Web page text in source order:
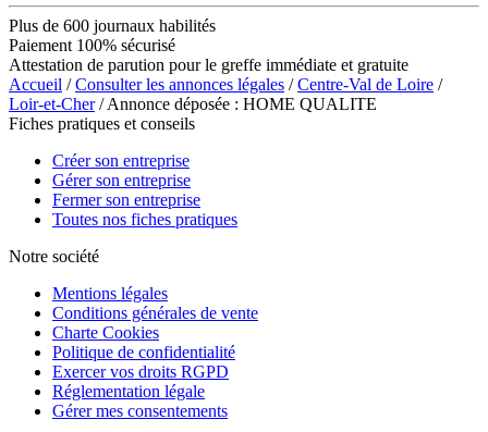
Plus de 600 journaux habilités
Paiement 100% sécurisé
Attestation de parution pour le greffe immédiate et gratuite
Accueil /Consulter les annonces légales /Centre-Val de Loire /
Loir-et-Cher/ Annonce déposée : HOME QUALITE
Fiches pratiques et conseils
Créer son entreprise
Gérer son entreprise
Fermer son entreprise
Toutes nos fiches pratiques
Notre société
Mentions légales
Conditions générales de vente
Charte Cookies
Politique de confidentialité
Exercer vos droits RGPD
Réglementation légale
Gérer mes consentements